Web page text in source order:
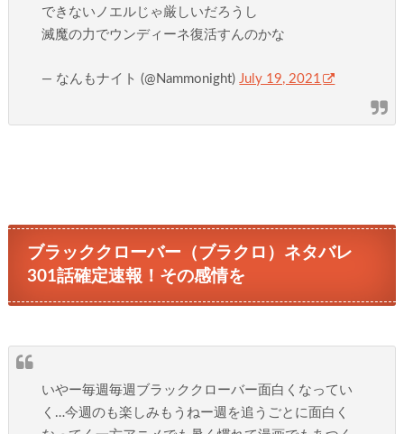
できないノエルじゃ厳しいだろうし
滅魔の力でウンディーネ復活すんのかな
— なんもナイト (@Nammonight) July 19, 2021
ブラッククローバー（ブラクロ）ネタバレ
301話確定速報！その感情を
いやー毎週毎週ブラッククローバー面白くなってい
く…今週のも楽しみもうねー週を追うごとに面白く